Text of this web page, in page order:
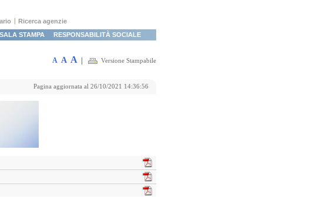
Ricerca agenzie
SALA STAMPA RESPONSABILITÀ SOCIALE
A A A Versione Stampabile
Pagina aggiornata al 26/10/2021 14:36:56